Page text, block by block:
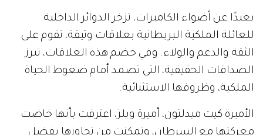
بعيدًا عن أضواء الكاميرات، تزخر الدوائر الداخلية
للعائلة الملكية البريطانية بعلاقات وثيقة، تقوم على
الثقة والدعم والولاء. وفي خضم هذه العلاقات، تبرز
الصداقات الحقيقية، التي تصمد أمام ضغوط الحياة
الملكية، وظروفها الاستثنائية.
الأميرة كيت ميدلتون، أميرة ويلز، اعترفت بأنها خاضت
معركتها مع السرطان، وتمكنت من تجاوزها بفضل